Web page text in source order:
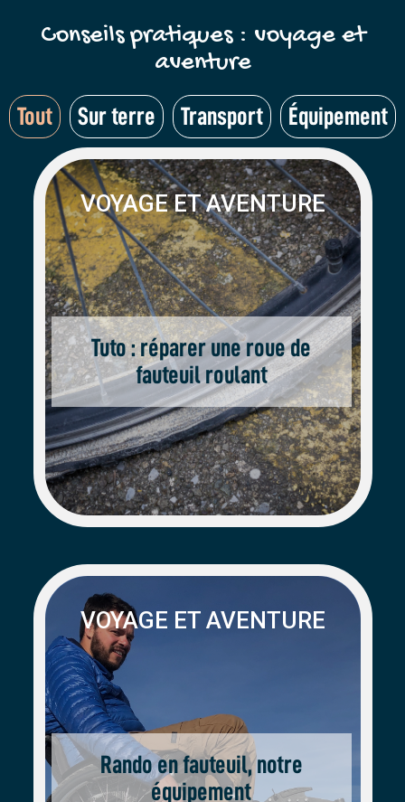
Conseils pratiques : voyage et
aventure
Tout Sur terre Transport Équipement
VOYAGE ET AVENTURE
Tuto : réparer une roue de
fauteuil roulant
VOYAGE ET AVENTURE
Rando en fauteuil, notre
équipement